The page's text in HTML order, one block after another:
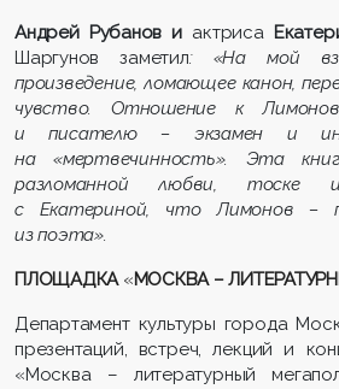
Андрей Рубанов и актриса
Шаргунов заметил: «На мой
произведение, ломающее канон,
чувство. Отношение к
и писателю – экзамен и
на «мертвечинность». Эта
разломанной любви, тоске
с Екатериной, что Лимонов –
из поэта».
ПЛОЩАДКА «МОСКВА –
Департамент культуры города
презентаций, встреч, лекций и
«Москва – литературный